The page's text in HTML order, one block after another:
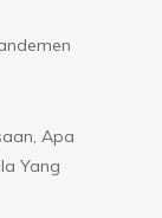
Apa
Yang